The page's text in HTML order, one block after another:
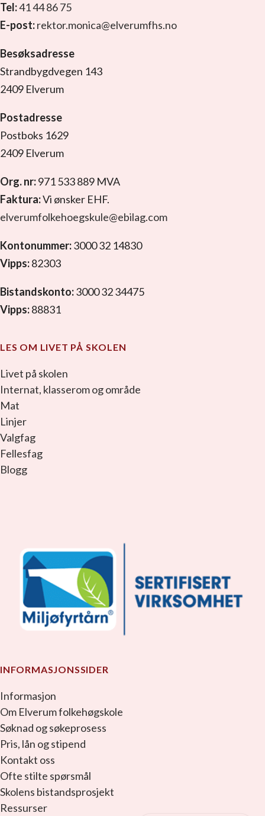
Tel:41 44 86 75
E-post:rektor.monica@elverumfhs.no
Besøksadresse
Strandbygdvegen 143
2409 Elverum
Postadresse
Postboks 1629
2409 Elverum
Org. nr:971 533 889 MVA
Faktura:Vi ønsker EHF.
elverumfolkehoegskule@ebilag.com
Kontonummer:3000 32 14830
Vipps:82303
Bistandskonto:3000 32 34475
Vipps:88831
LES OM LIVET PÅ SKOLEN
Livet på skolen
Internat, klasserom og område
Mat
Linjer
Valgfag
Fellesfag
Blogg
INFORMASJONSSIDER
Informasjon
Om Elverum folkehøgskole
Søknad og søkeprosess
Pris, lån og stipend
Kontakt oss
Ofte stilte spørsmål
Skolens bistandsprosjekt
Ressurser